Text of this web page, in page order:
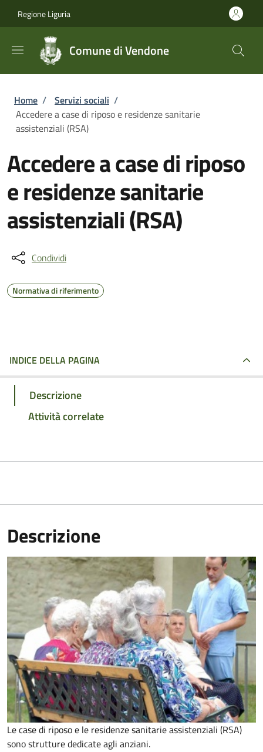
Regione Liguria
Comune di Vendone
Briciole di pane
Home / Servizi sociali /
Accedere a case di riposo e residenze sanitarie
assistenziali (RSA)
Accedere a case di riposo
e residenze sanitarie
assistenziali (RSA)
Condividi
Normativa di riferimento
INDICE DELLA PAGINA
Descrizione
Attività correlate
Descrizione
Le case di riposo e le residenze sanitarie assistenziali (RSA)
sono strutture dedicate agli anziani.